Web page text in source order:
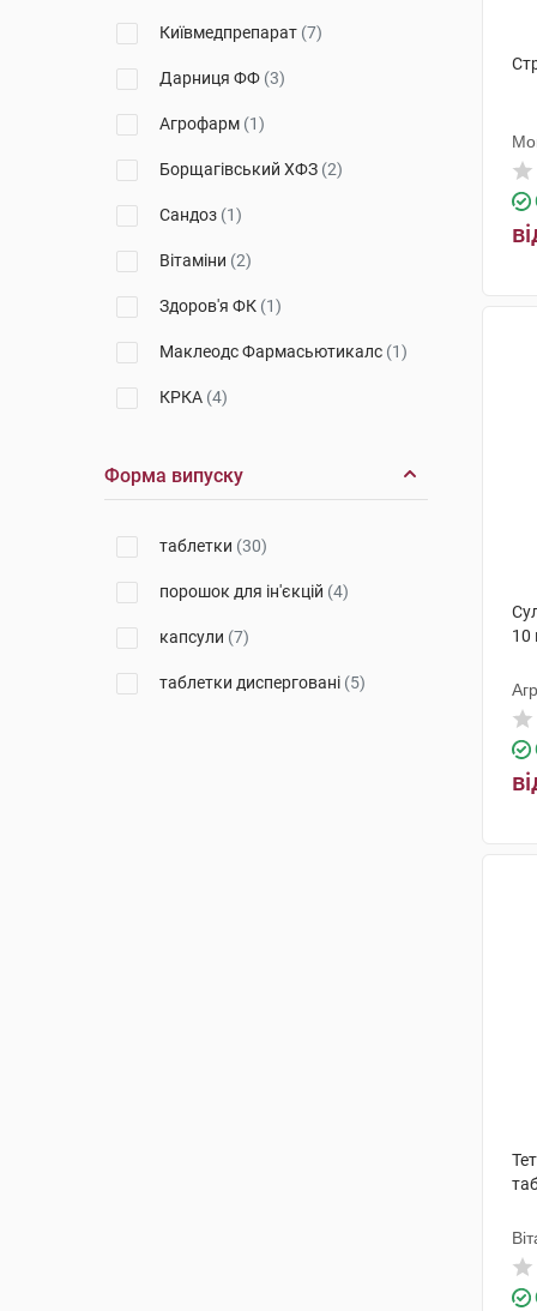
Київмедпрепарат (7)
Дарниця ФФ (3)
Агрофарм (1)
Борщагівський ХФЗ (2)
Сандоз (1)
Вітаміни (2)
Здоров'я ФК (1)
Маклеодс Фармасьютикалс (1)
КРКА (4)
Астрафарм
(1)
Меркле (1)
С.К.Сандоз(3)
Форма випуску
таблетки (30)
порошок для ін'єкцій (4)
капсули (7)
таблетки дисперговані (5)
10